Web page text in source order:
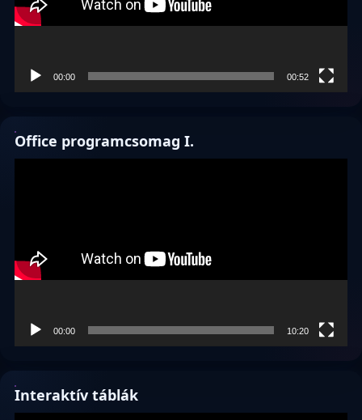
00:00 00:52
Office programcsomag I.
00:00 10:20
Interaktív táblák